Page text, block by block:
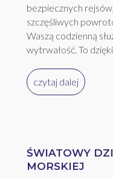
bezpiecznych
szczęśliwych
Waszą codzienną
wytrwałość. To
czytaj dalej
ŚWIATOWY
MORSKIEJ